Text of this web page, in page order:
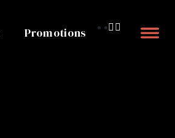
Promotions